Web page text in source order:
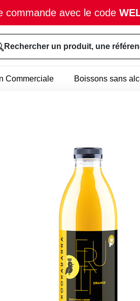
commande avec le code
Rechercher un produit, une
Commerciale Boissons sans